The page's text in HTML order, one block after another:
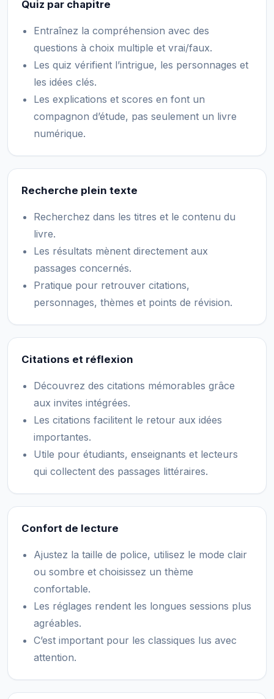
Quiz par chapitre
Entraînez la compréhension avec des
questions à choix multiple et vrai/faux.
Les quiz vérifient l’intrigue, les personnages et
les idées clés.
Les explications et scores en font un
compagnon d’étude, pas seulement un livre
numérique.
Recherche plein texte
Recherchez dans les titres et le contenu du
livre.
Les résultats mènent directement aux
passages concernés.
Pratique pour retrouver citations,
personnages, thèmes et points de révision.
Citations et réflexion
Découvrez des citations mémorables grâce
aux invites intégrées.
Les citations facilitent le retour aux idées
importantes.
Utile pour étudiants, enseignants et lecteurs
qui collectent des passages littéraires.
Confort de lecture
Ajustez la taille de police, utilisez le mode clair
ou sombre et choisissez un thème
confortable.
Les réglages rendent les longues sessions plus
agréables.
C’est important pour les classiques lus avec
attention.